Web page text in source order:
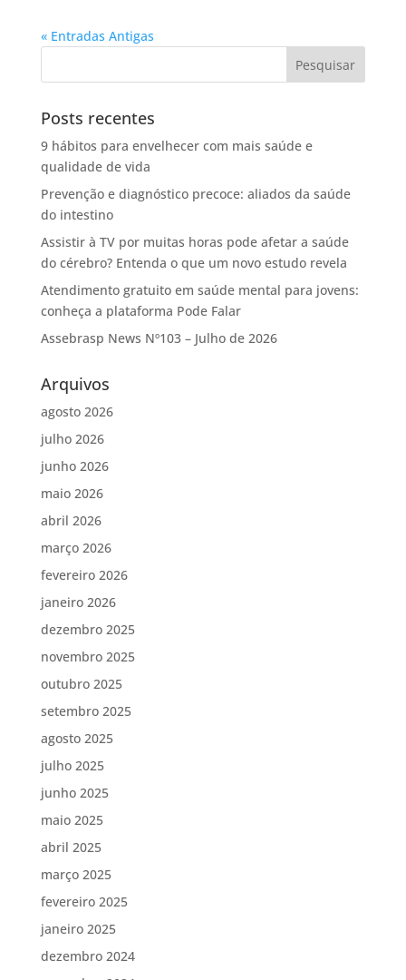
« Entradas Antigas
Posts recentes
9 hábitos para envelhecer com mais saúde e
qualidade de vida
Prevenção e diagnóstico precoce: aliados da saúde
do intestino
Assistir à TV por muitas horas pode afetar a saúde
do cérebro? Entenda o que um novo estudo revela
Atendimento gratuito em saúde mental para jovens:
conheça a plataforma Pode Falar
Assebrasp News Nº103 – Julho de 2026
Arquivos
agosto 2026
julho 2026
junho 2026
maio 2026
abril 2026
março 2026
fevereiro 2026
janeiro 2026
dezembro 2025
novembro 2025
outubro 2025
setembro 2025
agosto 2025
julho 2025
junho 2025
maio 2025
abril 2025
março 2025
fevereiro 2025
janeiro 2025
dezembro 2024